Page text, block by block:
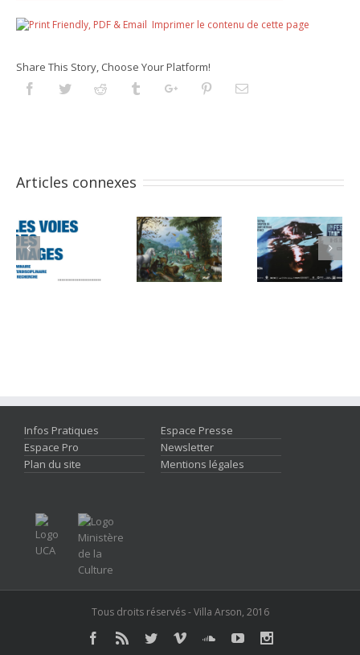
Imprimer le contenu de cette page
Share This Story, Choose Your Platform!
FacebookTwitterReddit TumblrGoogleplusPinterestEmail
Articles connexes
Infos Pratiques
Espace Presse
Espace Pro
Newsletter
Plan du site
Mentions légales
Tous droits réservés - Villa Arson, 2016
Facebook
Rss TwitterVimeoSoundcloud
Youtube